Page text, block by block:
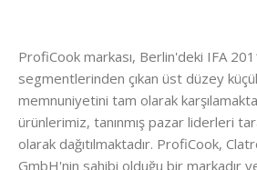
ProfiCook markası, Berlin'deki IFA
segmentlerinden çıkan üst düzey
memnuniyetini tam olarak
ürünlerimiz, tanınmış pazar liderleri
olarak dağıtılmaktadır. ProfiCook,
GmbH'nin sahibi olduğu bir markadır